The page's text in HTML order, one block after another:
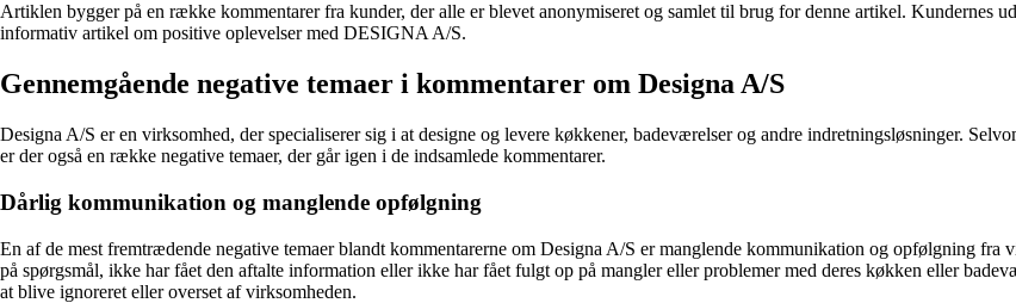
Artiklen bygger på en række kommentarer fra kunder, der alle er blevet anonymiseret og samlet til brug for denne artikel. Kundernes
informativ artikel om positive oplevelser med DESIGNA A/S.
Gennemgående negative temaer i kommentarer om Designa A/S
Designa A/S er en virksomhed, der specialiserer sig i at designe og levere køkkener, badeværelser og andre indretningsløsninger.
er der også en række negative temaer, der går igen i de indsamlede kommentarer.
Dårlig kommunikation og manglende opfølgning
En af de mest fremtrædende negative temaer blandt kommentarerne om Designa A/S er manglende kommunikation og opfølgning fra
på spørgsmål, ikke har fået den aftalte information eller ikke har fået fulgt op på mangler eller problemer med deres køkken eller
at blive ignoreret eller overset af virksomheden.